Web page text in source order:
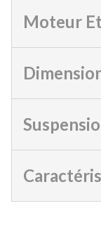
Moteur